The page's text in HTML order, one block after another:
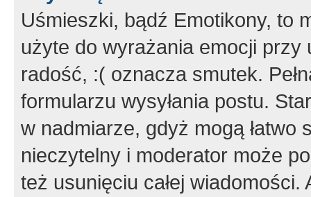
Uśmieszki, bądź Emotikony, to
użyte do wyrażania emocji
radość, :( oznacza smutek.
formularzu wysyłania postu.
w nadmiarze, gdyż mogą
nieczytelny i moderator może
też usunięciu całej